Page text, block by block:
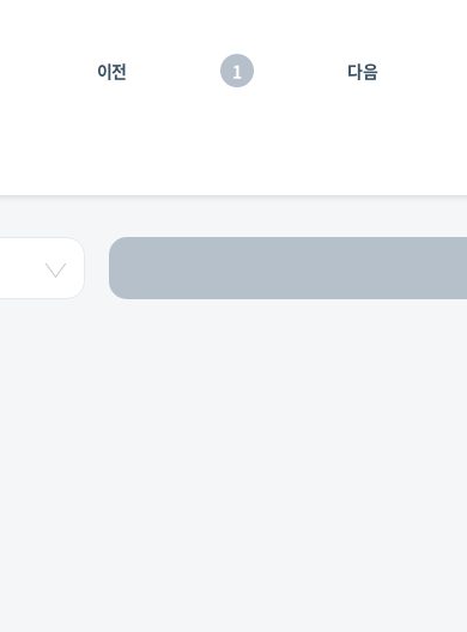
이전 1 다음